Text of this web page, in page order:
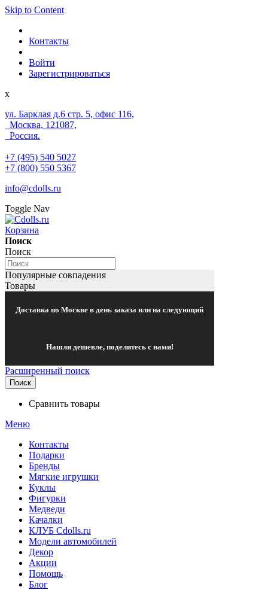
Skip to Content
Контакты
Войти
Зарегистрироваться
x
ул. Барклая д.6 стр. 5, офис 116,
Москва, 121087,
Россия.
+7 (495) 540 5027
+7 (800) 550 5367
info@cdolls.ru
Toggle Nav
Корзина
Поиск
Поиск
Популярные совпадения
Товары
Доставка по Москве в день заказа или на следующий
Нашли дешевле, поделитесь с нами!
Расширенный поиск
Поиск
Сравнить товары
Меню
Контакты
Подарки
Бренды
Мягкие игрушки
Куклы
Фигурки
Медведи
Качалки
КЛУБ Cdolls.ru
Модели автомобилей
Декор
Акции
Помощь
Блог